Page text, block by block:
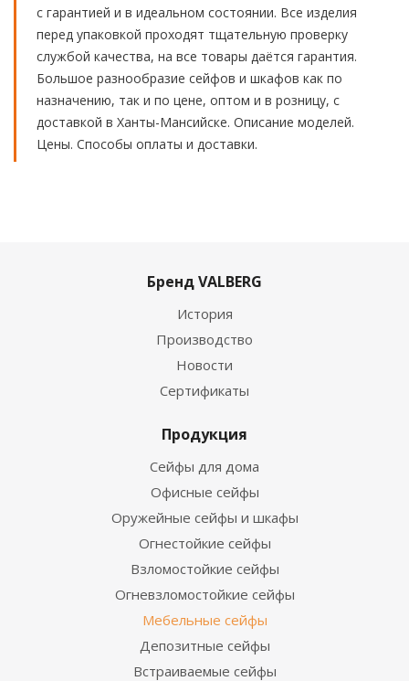
с гарантией и в идеальном состоянии. Все изделия
перед упаковкой проходят тщательную проверку
службой качества, на все товары даётся гарантия.
Большое разнообразие сейфов и шкафов как по
назначению, так и по цене, оптом и в розницу, с
доставкой в Ханты-Мансийске. Описание моделей.
Цены. Способы оплаты и доставки.
Бренд VALBERG
История
Производство
Новости
Сертификаты
Продукция
Сейфы для дома
Офисные сейфы
Оружейные сейфы и шкафы
Огнестойкие сейфы
Взломостойкие сейфы
Огневзломостойкие сейфы
Мебельные сейфы
Депозитные сейфы
Встраиваемые сейфы